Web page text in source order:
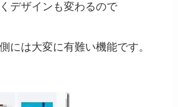
デザインも変わるので
には大変に有難い機能です。